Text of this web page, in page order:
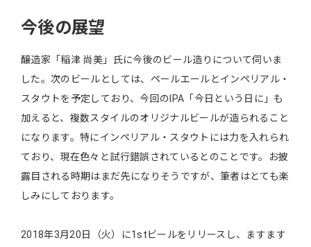
今後の展望
醸造家「稲津 尚美」氏に今後のビール造りについて伺いま
した。次のビールとしては、ペールエールとインペリアル・
スタウトを予定しており、今回のIPA「今日という日に」も
加えると、複数スタイルのオリジナルビールが造られること
になります。特にインペリアル・スタウトには力を入れられ
ており、現在色々と試行錯誤されているとのことです。お披
露目される時期はまだ先になりそうですが、筆者はとても楽
しみにしております。
2018年3月20日（火）に1stビールをリリースし、ますます